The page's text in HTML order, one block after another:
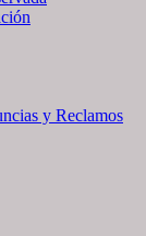
y Reclamos